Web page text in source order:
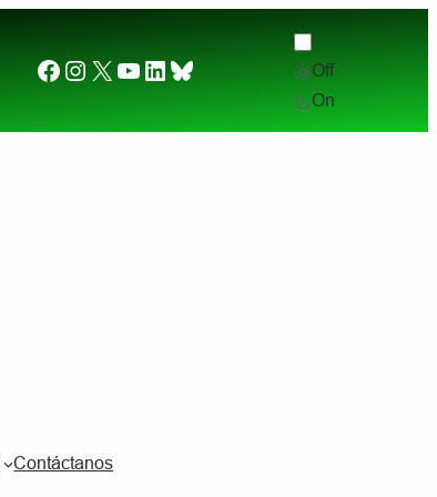
Desde el otro lado del charco. (2) ¿Por qué
Facebook
Instagram
X YouTube
LinkedIn
Bluesky
Off
On
Contáctanos